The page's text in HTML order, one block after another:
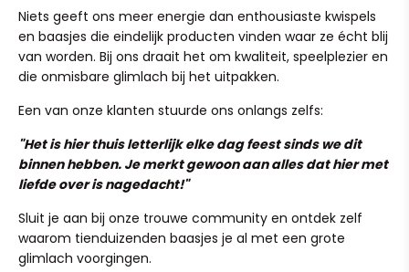
This bed offers the perfect combination of style,
durability and comfort for your furry friend.
It's wear-resistant and maintains a soft, cozy surface for
normale slijtage, maar mail ons ook dan gerust even, we
kijken graag of we iets voor je kunnen betekenen!)
Heb je per ongeluk een verkeerd adres ingevuld? Stuur
ons dan binnen 24 uur een mailtje op team@ruffy.nl, dan
lossen we het direct voor je op."
Niets geeft ons meer energie dan enthousiaste kwispels
en baasjes die eindelijk producten vinden waar ze écht blij
van worden. Bij ons draait het om kwaliteit, speelplezier en
die onmisbare glimlach bij het uitpakken.
Een van onze klanten stuurde ons onlangs zelfs:
"Het is hier thuis letterlijk elke dag feest sinds we dit
binnen hebben. Je merkt gewoon aan alles dat hier met
liefde over is nagedacht!"
Sluit je aan bij onze trouwe community en ontdek zelf
waarom tienduizenden baasjes je al met een grote
glimlach voorgingen.